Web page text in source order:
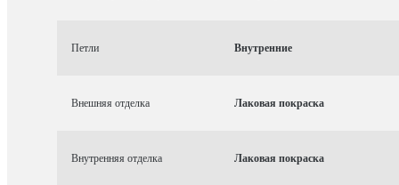
Петли Внутренние
Внешняя отделка Лаковая покраска
Внутренняя отделка Лаковая покраска